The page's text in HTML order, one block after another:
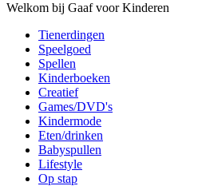
Welkom bij Gaaf voor Kinderen
Tienerdingen
Speelgoed
Spellen
Kinderboeken
Creatief
Games/DVD's
Kindermode
Eten/drinken
Babyspullen
Lifestyle
Op stap